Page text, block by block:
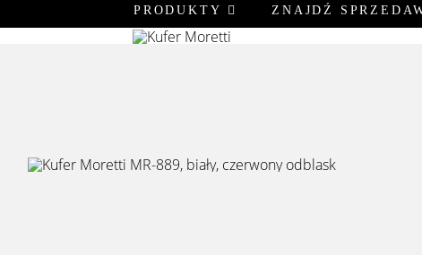
PRODUKTY ZNAJDŹ